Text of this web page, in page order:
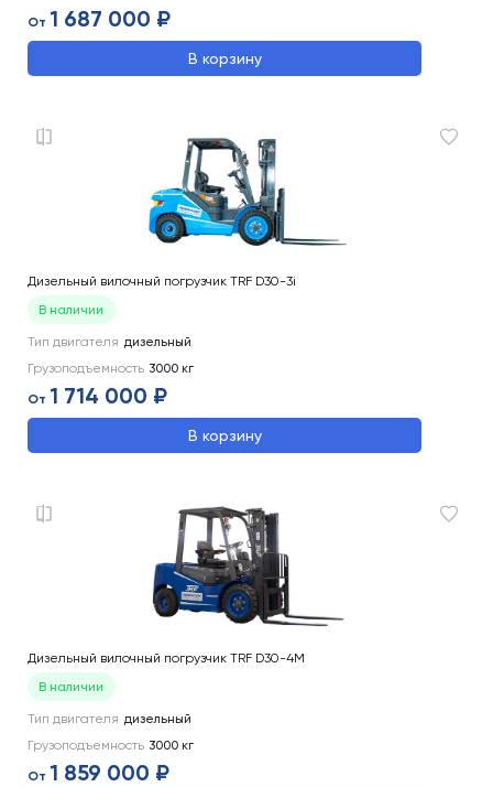
От 1 687 000 ₽
В корзину
Дизельный вилочный погрузчик TRF D30-3i
В наличии
Тип двигателя дизельный
Грузоподъемность 3000 кг
От 1 714 000 ₽
В корзину
Дизельный вилочный погрузчик TRF D30-4M
В наличии
Тип двигателя дизельный
Грузоподъемность 3000 кг
От 1 859 000 ₽